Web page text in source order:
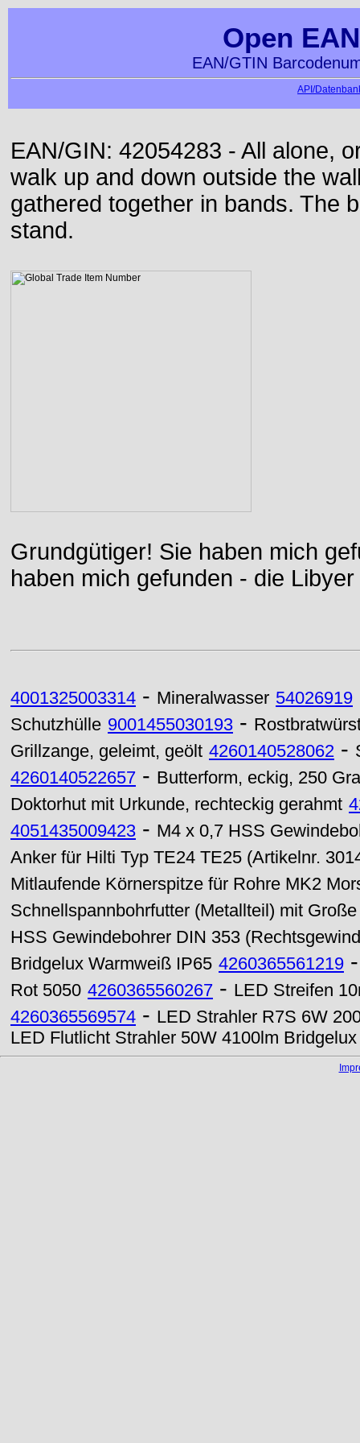
Open
EAN/GTIN
API/
EAN/GIN: 42054283 - All alone,
walk up and down outside the
gathered together in bands. The
stand.
Grundgütiger! Sie haben mich
haben mich gefunden - die
4001325003314 - Mineralwasser 54026919
Schutzhülle 9001455030193 -
Grillzange, geleimt, geölt 4260140528062 -
4260140522657 - Butterform, eckig, 250
Doktorhut mit Urkunde, rechteckig gerahmt
4051435009423 - M4 x 0,7 HSS
Anker für Hilti Typ TE24 TE25 (Artikelnr.
Mitlaufende Körnerspitze für Rohre MK2
Schnellspannbohrfutter (Metallteil) mit
HSS Gewindebohrer DIN 353
Bridgelux Warmweiß IP65 4260365561219
Rot 5050 4260365560267 - LED Streifen
4260365569574 - LED Strahler R7S 6W
LED Flutlicht Strahler 50W 4100lm